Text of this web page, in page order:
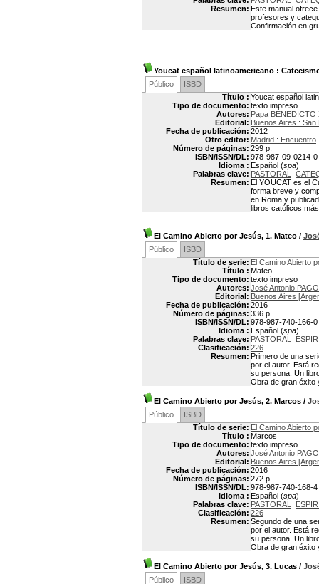
Resumen: Este manual
profesores y
Confirmación en
Youcat español latinoamericano :
Público
ISBD
Título : Youcat español
Tipo de documento: texto impreso
Autores: Papa BENEDICTO
Editorial: Buenos Aires : San
Fecha de publicación: 2012
Otro editor: Madrid : Encuentro
Número de páginas: 299 p.
ISBN/ISSN/DL: 978-987-09-0214-0
Idioma : Español (spa)
Palabras clave: PASTORAL
Resumen: El YOUCAT es el
forma breve y
en Roma y
libros católicos
El Camino Abierto por Jesús, 1. Mateo /
Público
ISBD
Título de serie: El Camino Abierto
Título : Mateo
Tipo de documento: texto impreso
Autores: José Antonio
Editorial: Buenos Aires
Fecha de publicación: 2016
Número de páginas: 336 p.
ISBN/ISSN/DL: 978-987-740-166-0
Idioma : Español (spa)
Palabras clave: PASTORAL
Clasificación: 226
Resumen: Primero de una
por el autor. Está
su persona. Un
Obra de gran éxito
El Camino Abierto por Jesús, 2. Marcos /
Público
ISBD
Título de serie: El Camino Abierto
Título : Marcos
Tipo de documento: texto impreso
Autores: José Antonio
Editorial: Buenos Aires
Fecha de publicación: 2016
Número de páginas: 272 p.
ISBN/ISSN/DL: 978-987-740-168-4
Idioma : Español (spa)
Palabras clave: PASTORAL
Clasificación: 226
Resumen: Segundo de una
por el autor. Está
su persona. Un
Obra de gran éxito
El Camino Abierto por Jesús, 3. Lucas /
Público
ISBD